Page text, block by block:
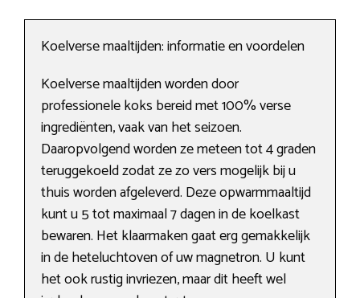
Koelverse maaltijden: informatie en voordelen
Koelverse maaltijden worden door
professionele koks bereid met 100% verse
ingrediënten, vaak van het seizoen.
Daaropvolgend worden ze meteen tot 4 graden
teruggekoeld zodat ze zo vers mogelijk bij u
thuis worden afgeleverd. Deze opwarmmaaltijd
kunt u 5 tot maximaal 7 dagen in de koelkast
bewaren. Het klaarmaken gaat erg gemakkelijk
in de heteluchtoven of uw magnetron. U kunt
het ook rustig invriezen, maar dit heeft wel